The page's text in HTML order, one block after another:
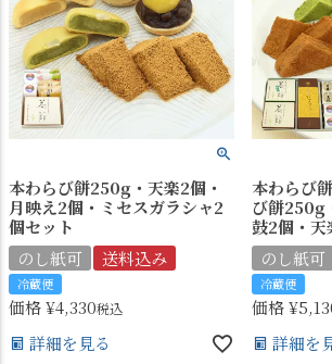
本わらび餅250g・天楽2個・
月映え2個・ミセスガラシャ2
個セット
のし紙可
送料込み
冷蔵便
価格¥4,330税込
詳細を見る
本わらび
び餅250g
鼓2個・天
のし紙可
冷蔵便
価格¥
詳細を